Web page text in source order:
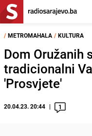
/ METROMAHALA / KULTURA
Dom Oružanih
tradicionalni
'Prosvjete'
20.04.23. 20:44 1